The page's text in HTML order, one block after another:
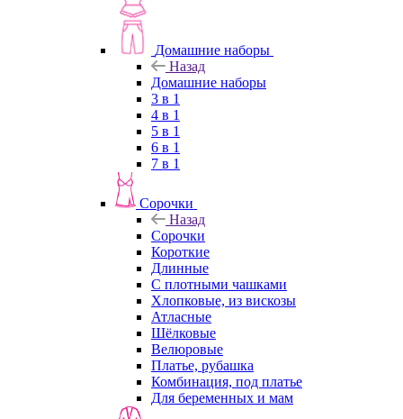
Домашние наборы
Назад
Домашние наборы
3 в 1
4 в 1
5 в 1
6 в 1
7 в 1
Сорочки
Назад
Сорочки
Короткие
Длинные
С плотными чашками
Хлопковые, из вискозы
Атласные
Шёлковые
Велюровые
Платье, рубашка
Комбинация, под платье
Для беременных и мам